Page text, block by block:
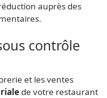
auprès des
contrôle
et les ventes
de votre restaurant